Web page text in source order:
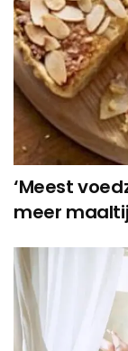
‘Meest
meer